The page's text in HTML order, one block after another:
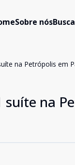
Sobre nós
na Petrópolis em
na